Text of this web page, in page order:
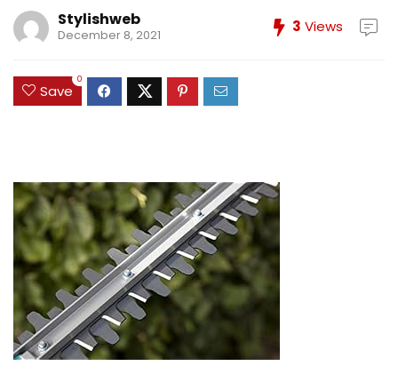
Stylishweb
December 8, 2021 3 Views
Save
0